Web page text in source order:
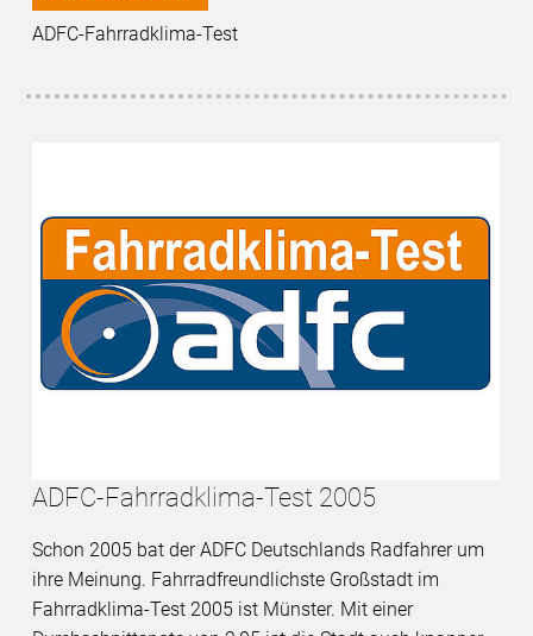
ADFC-Fahrradklima-Test
ADFC-Fahrradklima-Test 2005
Schon 2005 bat der ADFC Deutschlands Radfahrer um
ihre Meinung. Fahrradfreundlichste Großstadt im
Fahrradklima-Test 2005 ist Münster. Mit einer